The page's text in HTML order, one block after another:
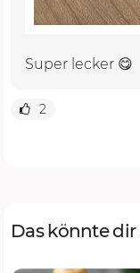
Super lecker 😋
2
Das könnte